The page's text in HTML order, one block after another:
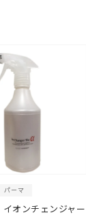
パーマ
オンチェンジャー